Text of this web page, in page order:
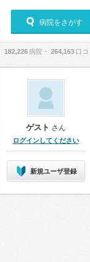
病院をさがす
182,226病院・ 264,163 口コ
ゲスト さん
ログインしてください
新規ユーザ登録